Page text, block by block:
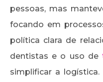
pessoas, mas
focando em
política clara de
dentistas e o uso de
simplificar a